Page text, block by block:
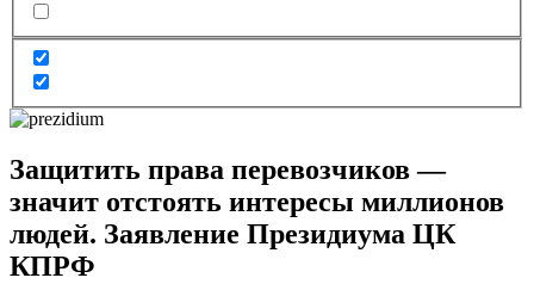
Защитить права перевозчиков —
значит отстоять интересы миллионов
людей. Заявление Президиума ЦК
КПРФ